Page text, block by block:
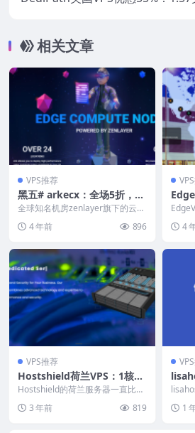
相关文章
VPS推荐
黑五# arkecx：全场5折，低
至$5/月，全球28个机房，香
港\台湾\日\韩\新\马\泰\越
\菲\印\印尼等
全球知名机房zenlayer旗下的云服
色星...4 年前 896
9美
宽，
双E...
4
VPS推荐
Hostshield荷兰VPS：1核1
G/40GB SSD/3TB月流量/1G
bps带宽/KVM/13.99美元/
年，支持支付宝/Paypal
Hostshield的荷兰服务器一直比较
依然是自...
3 年前 819
属性
湾/
加坡、
1